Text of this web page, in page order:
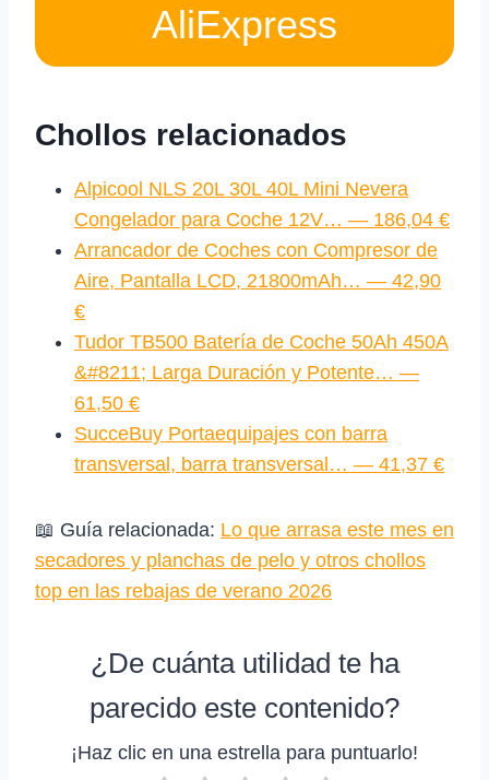
AliExpress
Chollos relacionados
Alpicool NLS 20L 30L 40L Mini Nevera
Congelador para Coche 12V… — 186,04 €
Arrancador de Coches con Compresor de
Aire, Pantalla LCD, 21800mAh… — 42,90
€
Tudor TB500 Batería de Coche 50Ah 450A
&#8211; Larga Duración y Potente… —
61,50 €
SucceBuy Portaequipajes con barra
transversal, barra transversal… — 41,37 €
📖 Guía relacionada: Lo que arrasa este mes en
secadores y planchas de pelo y otros chollos
top en las rebajas de verano 2026
¿De cuánta utilidad te ha
parecido este contenido?
¡Haz clic en una estrella para puntuarlo!